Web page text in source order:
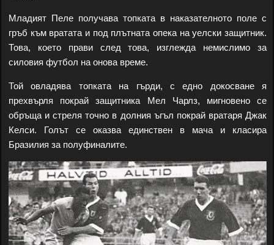
Младият Пеле получава топката в наказателното поле с
гръб към вратата и под плътната опека на уелски защитник.
Това, което прави след това, изглежда немислимо за
силовия футбол на онова време.
Той овладява топката на гърди, с едно докосване я
прехвърля покрай защитника Мел Чарлз, мигновено се
обръща и стреля точно в долния ъгъл покрай вратаря Джак
Келси. Голът се оказва единствен в мача и класира
Бразилия за полуфиналите.